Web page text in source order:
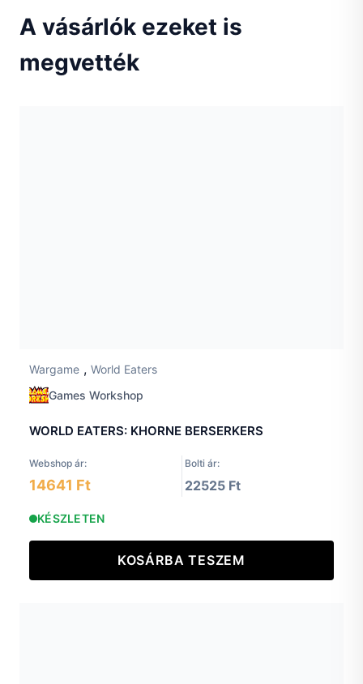
A vásárlók ezeket is
megvették
Wargame , World Eaters
Games Workshop
WORLD EATERS: KHORNE BERSERKERS
Webshop ár: Bolti ár:
14641 Ft 22525 Ft
KÉSZLETEN
KOSÁRBA TESZEM